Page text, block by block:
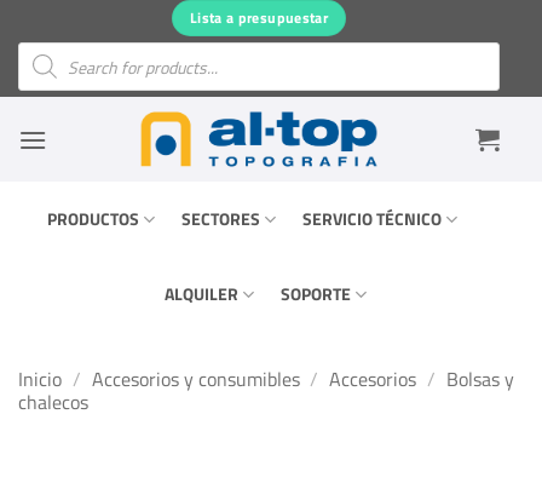
contenido
Lista a presupuestar
Búsqueda
productos
PRODUCTOS SECTORES SERVICIO TÉCNICO
ALQUILER SOPORTE
Inicio / Accesorios y consumibles / Accesorios / Bolsas y
chalecos